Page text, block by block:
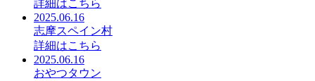
詳細はこちら
2025.06.16
志摩スペイン村
詳細はこちら
2025.06.16
おやつタウン